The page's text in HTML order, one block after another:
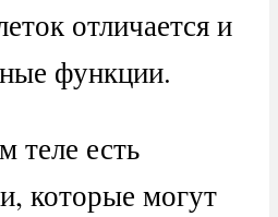
отличается и
функции.
теле есть
которые могут